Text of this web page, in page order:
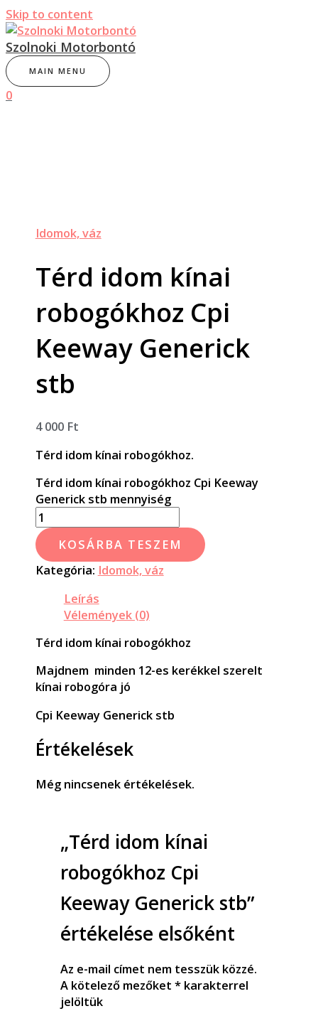
Skip to content
Szolnoki Motorbontó
MAIN MENU
0
Idomok, váz
Térd idom kínai
robogókhoz Cpi
Keeway Generick
stb
4 000 Ft
Térd idom kínai robogókhoz.
Térd idom kínai robogókhoz Cpi Keeway
Generick stb mennyiség
KOSÁRBA TESZEM
Kategória: Idomok, váz
Leírás
Vélemények (0)
Térd idom kínai robogókhoz
Majdnem minden 12-es kerékkel szerelt
kínai robogóra jó
Cpi Keeway Generick stb
Értékelések
Még nincsenek értékelések.
„Térd idom kínai
robogókhoz Cpi
Keeway Generick stb”
értékelése elsőként
Az e-mail címet nem tesszük közzé.
A kötelező mezőket *karakterrel
jelöltük